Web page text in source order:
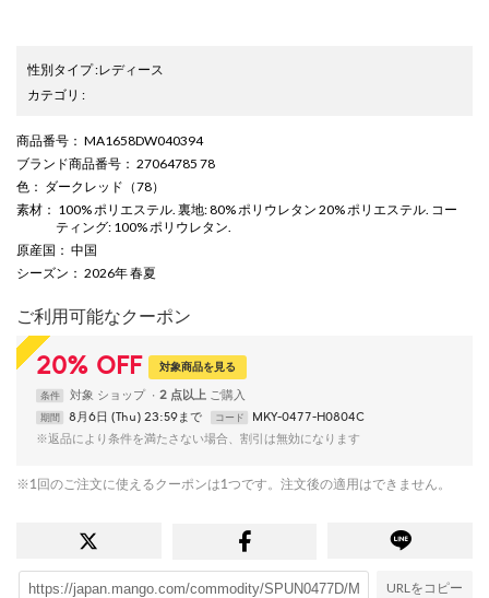
性別タイプ:レディース
カテゴリ :
商品番号 ： MA1658DW040394
ブランド商品番号 ： 27064785 78
色 ： ダークレッド（78）
素材 ： 100% ポリエステル. 裏地: 80% ポリウレタン 20% ポリエステル. コー
ティング: 100% ポリウレタン.
原産国 ： 中国
シーズン ： 2026年 春夏
ご利用可能なクーポン
20% OFF 対象商品を見る
条件 対象 ショップ 2 点以上
期間 8月6日 (Thu) 23:59まで コード
MKY-0477-H0804C
※返品により条件を満たさない場合、割引は無効になります
※1回のご注文に使えるクーポンは1つです。注文後の適用はできません。
URLをコピー